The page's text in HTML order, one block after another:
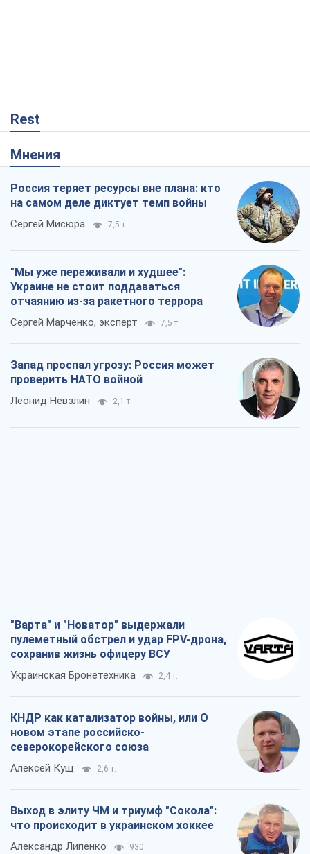
Rest
Мнения
Россия теряет ресурсы вне плана: кто
на самом деле диктует темп войны
Сергей Мисюра 7,5 т.
"Мы уже переживали и худшее":
Украине не стоит поддаваться
отчаянию из-за ракетного террора
Сергей Марченко, эксперт 7,5 т.
Запад проспал угрозу: Россия может
проверить НАТО войной
Леонид Невзлин 2,1 т.
"Варта" и "Новатор" выдержали
пулеметный обстрел и удар FPV-дрона,
сохранив жизнь офицеру ВСУ
Украинская Бронетехника 2,4 т.
КНДР как катализатор войны, или О
новом этапе российско-
северокорейского союза
Алексей Кущ 2,6 т.
Выход в элиту ЧМ и триумф "Сокола":
что происходит в украинском хоккее
Александр Липенко 930